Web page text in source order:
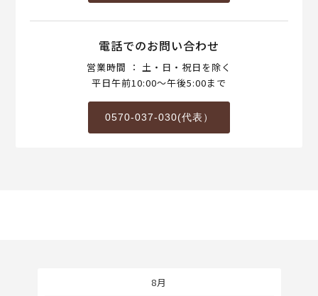
電話でのお問い合わせ
営業時間 ： 土・日・祝日を除く
平日午前10:00～午後5:00まで
0570-037-030(代表）
8月